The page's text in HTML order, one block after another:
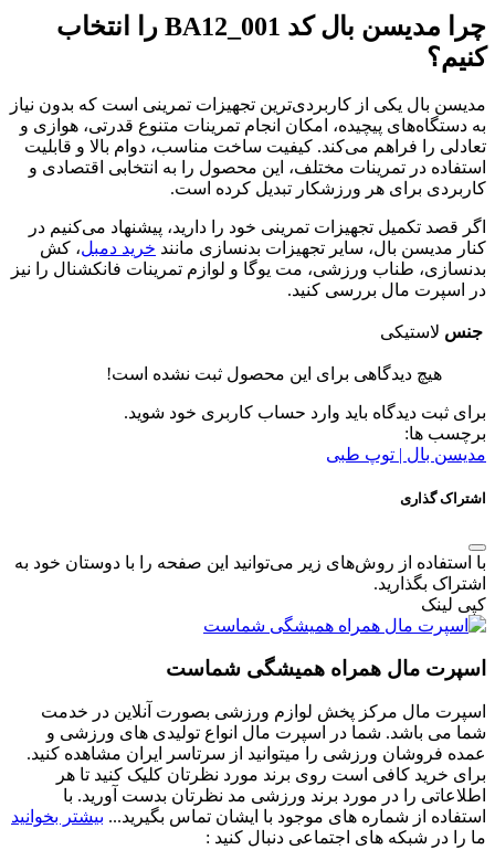
چرا مدیسن بال کد BA12_001 را انتخاب
کنیم؟
مدیسن بال یکی از کاربردی‌ترین تجهیزات تمرینی است که بدون نیاز
به دستگاه‌های پیچیده، امکان انجام تمرینات متنوع قدرتی، هوازی و
تعادلی را فراهم می‌کند. کیفیت ساخت مناسب، دوام بالا و قابلیت
استفاده در تمرینات مختلف، این محصول را به انتخابی اقتصادی و
کاربردی برای هر ورزشکار تبدیل کرده است.
اگر قصد تکمیل تجهیزات تمرینی خود را دارید، پیشنهاد می‌کنیم در
کنار مدیسن بال، سایر تجهیزات بدنسازی مانند خرید دمبل، کش
بدنسازی، طناب ورزشی، مت یوگا و لوازم تمرینات فانکشنال را نیز
در اسپرت مال بررسی کنید.
جنس لاستیکی
هیچ دیدگاهی برای این محصول ثبت نشده است!
برای ثبت دیدگاه باید وارد حساب کاربری خود شوید.
برچسب ها:
مدیسن بال | توپ طبی
اشتراک گذاری
با استفاده از روش‌های زیر می‌توانید این صفحه را با دوستان خود به
اشتراک بگذارید.
کپی لینک
اسپرت مال همراه همیشگی شماست
اسپرت مال مرکز پخش لوازم ورزشی بصورت آنلاین در خدمت
شما می باشد. شما در اسپرت مال انواع تولیدی های ورزشی و
عمده فروشان ورزشی را میتوانید از سرتاسر ایران مشاهده کنید.
برای خرید کافی است روی برند مورد نظرتان کلیک کنید تا هر
اطلاعاتی را در مورد برند ورزشی مد نظرتان بدست آورید. با
استفاده از شماره های موجود با ایشان تماس بگیرید... بیشتر بخوانید
ما را در شبکه های اجتماعی دنبال کنید :